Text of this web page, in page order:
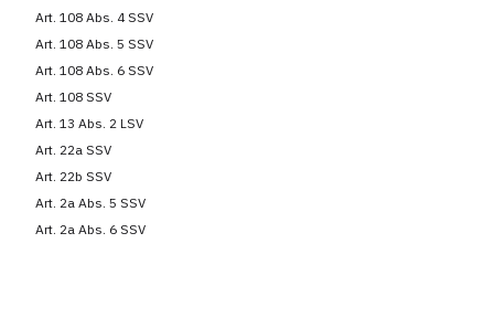
Art. 108 Abs. 4 SSV
Art. 108 Abs. 5 SSV
Art. 108 Abs. 6 SSV
Art. 108 SSV
Art. 13 Abs. 2 LSV
Art. 22a SSV
Art. 22b SSV
Art. 2a Abs. 5 SSV
Art. 2a Abs. 6 SSV